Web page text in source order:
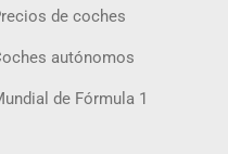
de coches
autónomos
de Fórmula 1